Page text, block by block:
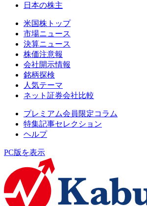
日本の株主
米国株トップ
市場ニュース
決算ニュース
株価注意報
会社開示情報
銘柄探検
人気テーマ
ネット証券会社比較
プレミアム会員限定コラム
特集記事セレクション
ヘルプ
PC版を表示